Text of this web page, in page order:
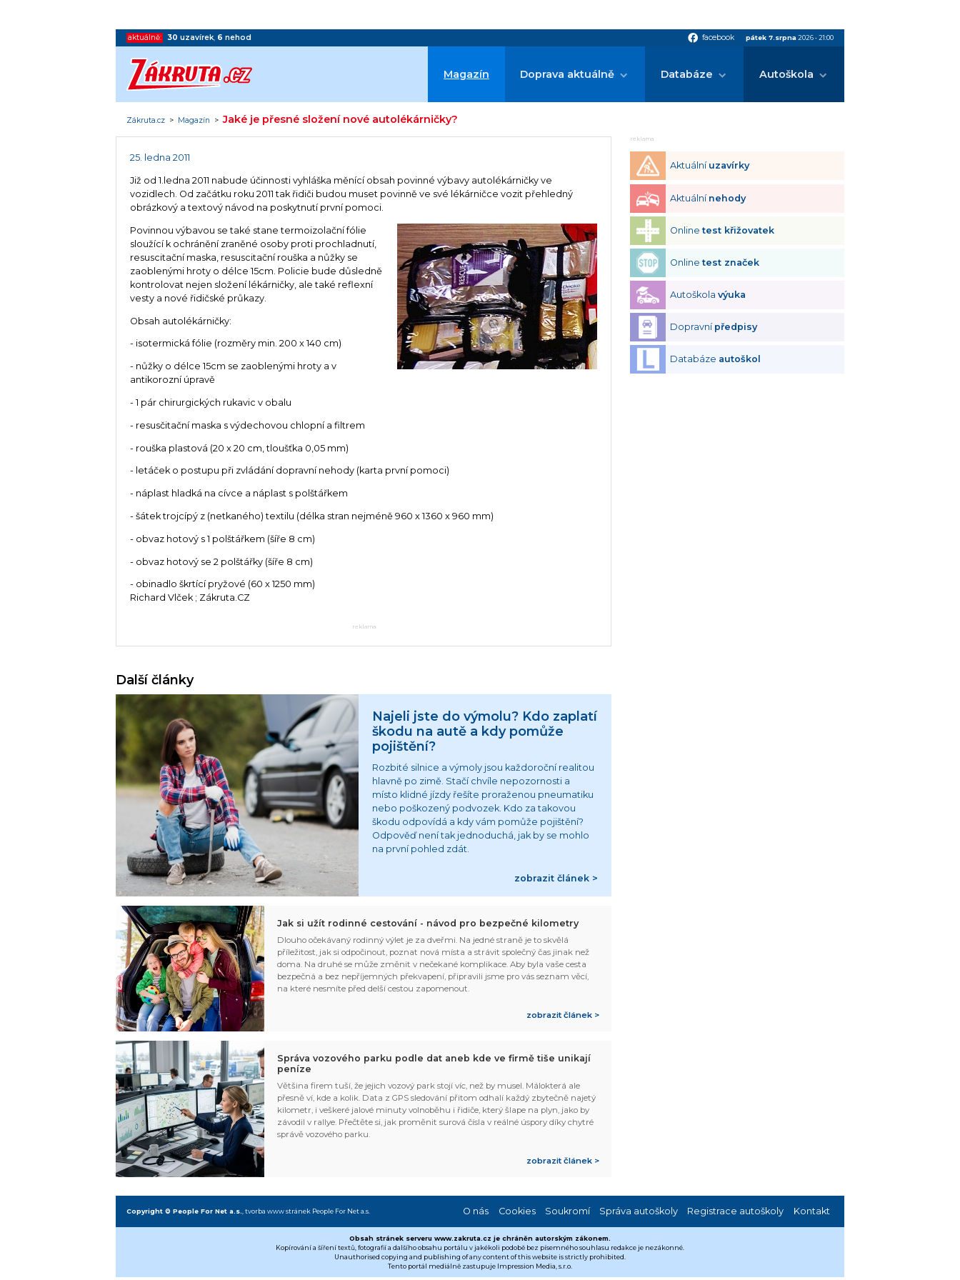
aktuálně: 30 uzavírek, 6 nehod facebook facebook pátek 7.srpna 2026• 21:00
Magazín Doprava aktuálně Databáze Autoškola
Zákruta.cz > Magazín >Jaké je přesné složení nové autolékárničky?
25. ledna 2011
Již od 1.ledna 2011 nabude účinnosti vyhláška měnící obsah povinné výbavy autolékárničky ve
vozidlech. Od začátku roku 2011 tak řidiči budou muset povinně ve své lékárničce vozit přehledný
obrázkový a textový návod na poskytnutí první pomoci.
Povinnou výbavou se také stane termoizolační fólie
sloužící k ochránění zraněné osoby proti prochladnutí,
resuscitační maska, resuscitační rouška a nůžky se
zaoblenými hroty o délce 15cm. Policie bude důsledně
kontrolovat nejen složení lékárničky, ale také reflexní
vesty a nové řidičské průkazy.
Obsah autolékárničky:
- isotermická fólie (rozměry min. 200 x 140 cm)
- nůžky o délce 15cm se zaoblenými hroty a v
antikorozní úpravě
- 1 pár chirurgických rukavic v obalu
- resusčitační maska s výdechovou chlopní a filtrem
- rouška plastová (20 x 20 cm, tloušťka 0,05 mm)
- letáček o postupu při zvládání dopravní nehody (karta první pomoci)
- náplast hladká na cívce a náplast s polštářkem
- šátek trojcípý z (netkaného) textilu (délka stran nejméně 960 x 1360 x 960 mm)
- obvaz hotový s 1 polštářkem (šíře 8 cm)
- obvaz hotový se 2 polštářky (šíře 8 cm)
- obinadlo škrtící pryžové (60 x 1250 mm)
Richard Vlček ; Zákruta.CZ
reklama
Další články
Najeli jste do výmolu? Kdo zaplatí
škodu na autě a kdy pomůže
pojištění?
Rozbité silnice a výmoly jsou každoroční realitou
hlavně po zimě. Stačí chvíle nepozornosti a
místo klidné jízdy řešíte proraženou pneumatiku
nebo poškozený podvozek. Kdo za takovou
škodu odpovídá a kdy vám pomůže pojištění?
Odpověď není tak jednoduchá, jak by se mohlo
na první pohled zdát.
zobrazit článek >
Jak si užít rodinné cestování - návod pro bezpečné kilometry
Dlouho očekávaný rodinný výlet je za dveřmi. Na jedné straně je to skvělá
příležitost, jak si odpočinout, poznat nová místa a strávit společný čas jinak než
doma. Na druhé se může změnit v nečekané komplikace. Aby byla vaše cesta
bezpečná a bez nepříjemných překvapení, připravili jsme pro vás seznam věcí,
na které nesmíte před delší cestou zapomenout.
zobrazit článek >
Správa vozového parku podle dat aneb kde ve firmě tiše unikají
peníze
Většina firem tuší, že jejich vozový park stojí víc, než by musel. Málokterá ale
přesně ví, kde a kolik. Data z GPS sledování přitom odhalí každý zbytečně najetý
kilometr, i veškeré jalové minuty volnoběhu i řidiče, který šlape na plyn, jako by
závodil v rallye. Přečtěte si, jak proměnit surová čísla v reálné úspory díky chytré
správě vozového parku.
zobrazit článek >
reklama
Aktuální uzavírky
Aktuální nehody
Onlinetest křižovatek
Onlinetest značek
Autoškolavýuka
Dopravní předpisy
Databáze autoškol
Copyright © People For Net a.s., tvorba www stránek People For Net a.s. O nás Cookies Soukromí Správa autoškoly Registrace autoškoly Kontakt
Obsah stránek serveru www.zakruta.cz je chráněn autorským zákonem.
Kopírování a šíření textů, fotografií a dalšího obsahu portálu v jakékoli podobě bez písemného souhlasu redakce je nezákonné.
Unauthorised copying and publishing of any content of this website is strictly prohibited.
Tento portál mediálně zastupuje Impression Media, s.r.o.